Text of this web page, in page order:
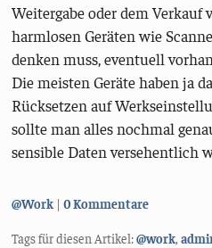
Weitergabe oder dem Verkauf
harmlosen Geräten wie
denken muss, eventuell
Die meisten Geräte haben ja
Rücksetzen auf
sollte man alles nochmal
sensible Daten versehentlich
Kategorien:
@Work 0 Kommentare
Tags für diesen Artikel:@work,